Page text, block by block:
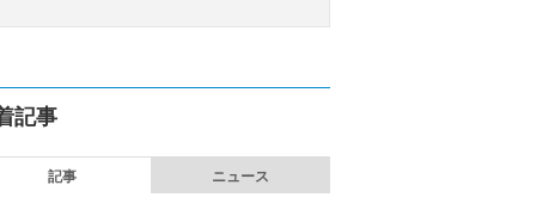
記事
記事 ニュース